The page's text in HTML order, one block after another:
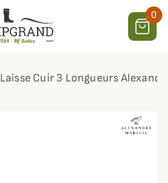
0
Laisse Cuir 3 Longueurs